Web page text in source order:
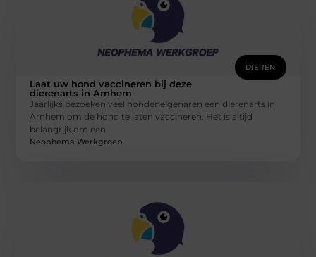
DIEREN
Laat uw hond vaccineren bij deze
dierenarts in Arnhem
Jaarlijks bezoeken veel hondeneigenaren een dierenarts in
Arnhem om de hond te laten vaccineren. Het is altijd
belangrijk om een
Neophema Werkgroep